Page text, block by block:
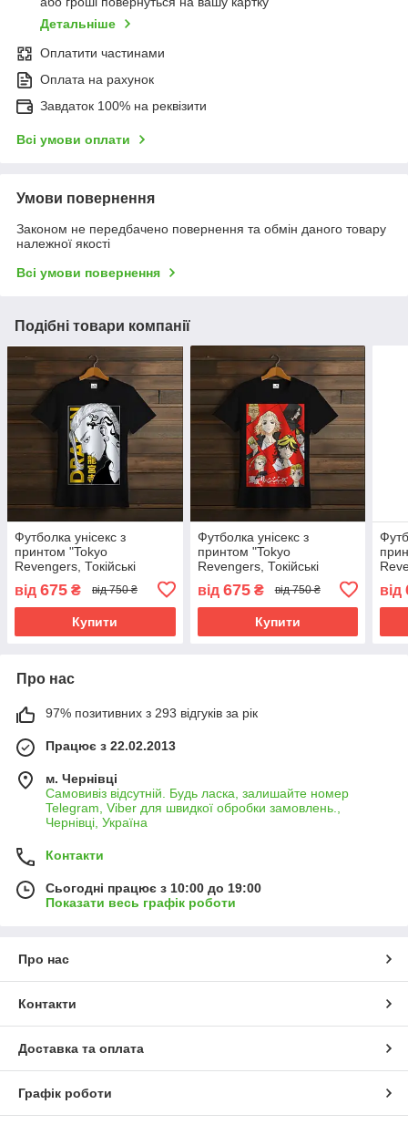
Детальніше
Оплатити частинами
Оплата на рахунок
Завдаток 100% на реквізити
Всі умови оплати
Умови повернення
Законом не передбачено повернення та обмін даного товару
належної якості
Всі умови повернення
Подібні товари компанії
Футболка унісекс з
принтом "Tokyo
Revengers, Токійські
персонажі, Кен Рюгуджи
3" ВСІ Розміри Преміум
від 675 ₴ від 750 ₴
Купити
Футболка унісекс з
принтом "Tokyo
Revengers, Токійські
персонажі" ВСІ Розміри
Преміум тканина
від 675₴ від 750 ₴
Купити
від
Про нас
97% позитивних з 293 відгуків за рік
Працює з 22.02.2013
м. Чернівці
Самовивіз відсутній. Будь ласка, залишайте номер
Telegram, Viber для швидкої обробки замовлень.,
Чернівці, Україна
Контакти
Сьогодні працює з 10:00 до 19:00
Показати весь графік роботи
Про нас
Контакти
Доставка та оплата
Графік роботи